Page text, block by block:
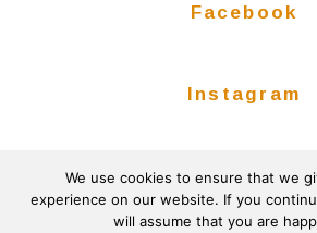
Facebook
Instagram
Follow on
We use cookies to ensure that we
experience on our website. If you
will assume that you are